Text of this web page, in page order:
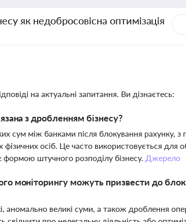
як недобросовісна оптимізація
на актуальні запитання. Ви дізнаєтесь:
з дробленням бізнесу?
сум між банками після блокування рахунку,
фізичних осіб. Це часто використовується для
штучного розподілу бізнесу. Джерело
моніторингу можуть призвести до
аномально великі суми, а також дроблення